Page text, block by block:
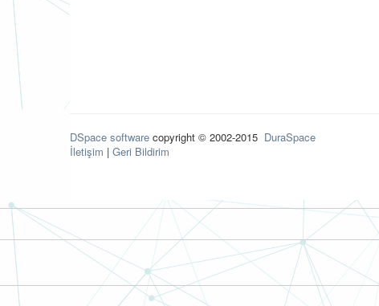
DSpace software copyright © 2002-2015 DuraSpace
İletişim | Geri Bildirim